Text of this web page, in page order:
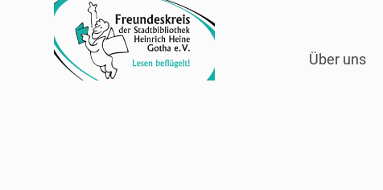
Über uns